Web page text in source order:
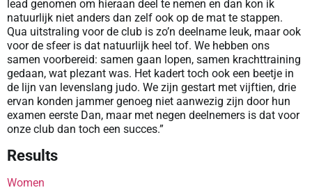
lead genomen om hieraan deel te nemen en dan kon ik
natuurlijk niet anders dan zelf ook op de mat te stappen.
Qua uitstraling voor de club is zo’n deelname leuk, maar ook
voor de sfeer is dat natuurlijk heel tof. We hebben ons
samen voorbereid: samen gaan lopen, samen krachttraining
gedaan, wat plezant was. Het kadert toch ook een beetje in
de lijn van levenslang judo. We zijn gestart met vijftien, drie
ervan konden jammer genoeg niet aanwezig zijn door hun
examen eerste Dan, maar met negen deelnemers is dat voor
onze club dan toch een succes.”
Results
Women